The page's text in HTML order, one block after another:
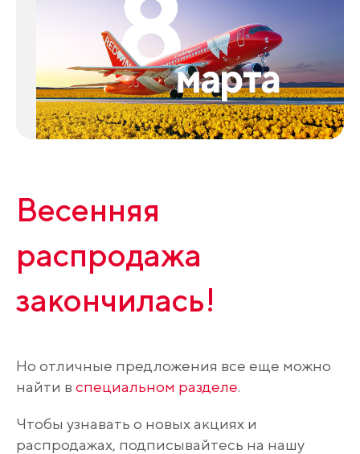
Весенняя
распродажа
закончилась!
Но отличные предложения все еще можно
найти в специальном разделе.
Чтобы узнавать о новых акциях и
распродажах, подписывайтесь на нашу